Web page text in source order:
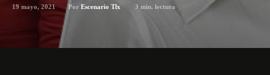
19 mayo, 2021 Por Escenario Tlx 3 min. lectura